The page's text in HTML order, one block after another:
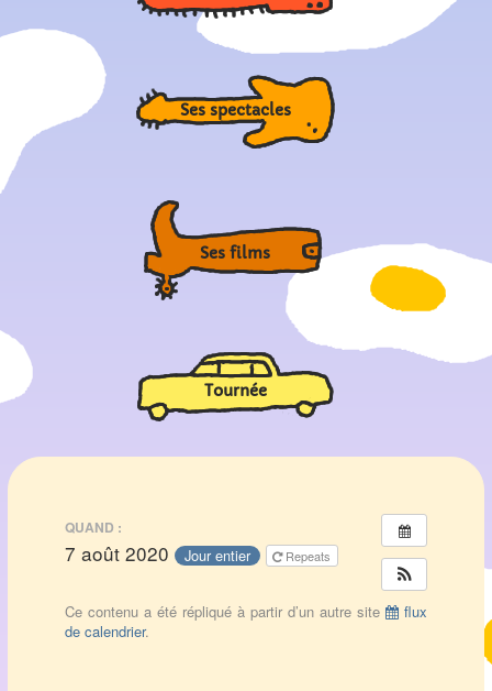
Ses spectacles
Ses films
Tournée
QUAND :
7 août 2020 Jour entier Repeats
Ce contenu a été répliqué à partir d’un autre site
flux
de calendrier.